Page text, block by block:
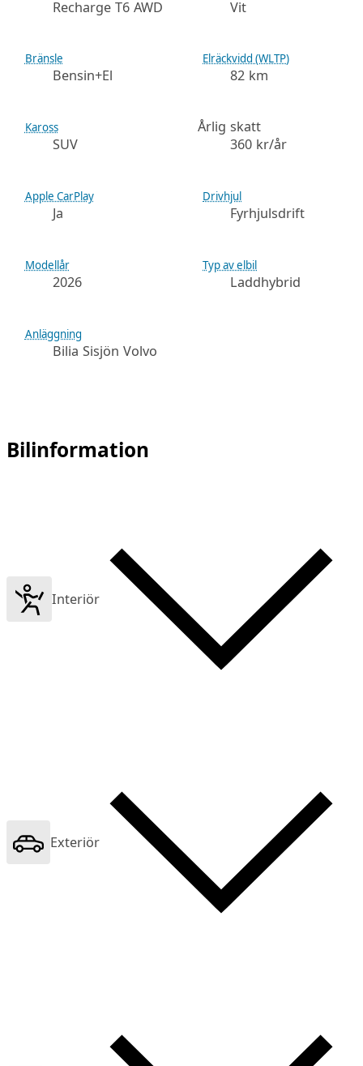
Recharge T6 AWD Vit
Bränsle
Bensin+El
Elräckvidd (WLTP)
82 km
Kaross
SUV
Årlig skatt
360 kr/år
Apple CarPlay
Ja
Drivhjul
Fyrhjulsdrift
Modellår
2026
Typ av elbil
Laddhybrid
Anläggning
Bilia Sisjön Volvo
Bilinformation
Interiör
Exteriör